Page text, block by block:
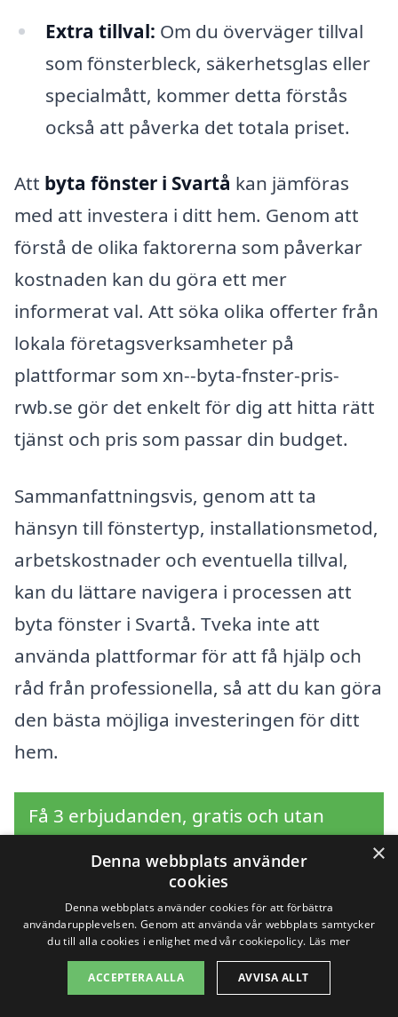
Extra tillval: Om du överväger tillval
som fönsterbleck, säkerhetsglas eller
specialmått, kommer detta förstås
också att påverka det totala priset.
Att byta fönster i Svartå kan jämföras
med att investera i ditt hem. Genom att
förstå de olika faktorerna som påverkar
kostnaden kan du göra ett mer
informerat val. Att söka olika offerter från
lokala företagsverksamheter på
plattformar som xn--byta-fnster-pris-
rwb.se gör det enkelt för dig att hitta rätt
tjänst och pris som passar din budget.
Sammanfattningsvis, genom att ta
hänsyn till fönstertyp, installationsmetod,
arbetskostnader och eventuella tillval,
kan du lättare navigera i processen att
byta fönster i Svartå. Tveka inte att
använda plattformar för att få hjälp och
råd från professionella, så att du kan göra
den bästa möjliga investeringen för ditt
hem.
Få 3 erbjudanden, gratis och utan
Sök efter en
professionell för byta
×
Denna webbplats använder
cookies
Denna webbplats använder cookies för att förbättra
användarupplevelsen. Genom att använda vår webbplats samtycker
du till alla cookies i enlighet med vår cookiepolicy. Läs mer
ACCEPTERA ALLA AVVISA ALLT